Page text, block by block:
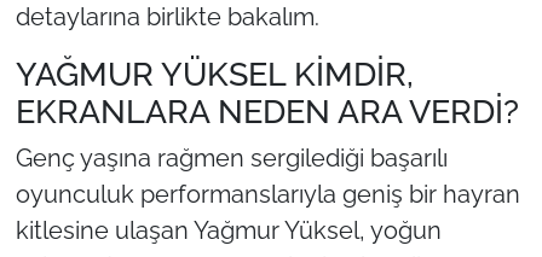
detaylarına birlikte bakalım.
YAĞMUR YÜKSEL KİMDİR,
EKRANLARA NEDEN ARA VERDİ?
Genç yaşına rağmen sergilediği başarılı
oyunculuk performanslarıyla geniş bir hayran
kitlesine ulaşan Yağmur Yüksel, yoğun